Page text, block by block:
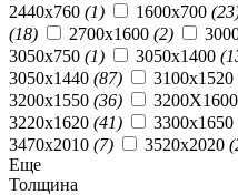
2440x760 (1) 1600х700
(18)
2700х1600 (2)
3050х750 (1) 3050х1400
3050х1440 (87) 3100х1520
3200х1550 (36) 3200X1600
3220х1620 (41) 3300х1650
3470х2010 (7) 3520х2020
Еще
Толщина